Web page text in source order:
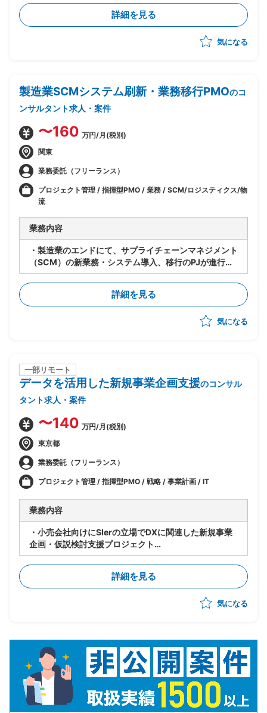
・2023年12月～2024年1月にかけて移行リハーサルの
詳細を見る
気になる
製造業SCMシステム刷新・業務移行PMOのコ
ンサルタント求人・案件
〜160 万円/月(税別)
関東
業務委託（フリーランス）
プロジェクト管理 / 指揮型PMO / 業務 / SCM/ロジスティクス/物
流
業務内容
・製造業のエンドにて、サプライチェーンマネジメント
（SCM）の新業務・システム導入、移行のPJが進行中
・現フェーズは業務・システムの設計は進行中
・今後各サプライヤーに導入・対応してもらうにあた
り、下記のタスクの支援をいただく想定
-メーカー⇔サプライヤーの依頼/QA事項の管理
-サプライヤー側の対応支援（対応策の立案、決定の
シフト・兼務も想定。
（いずれも、自動車の製造・調達・検査等に関わる領
・体制：元請けPM稼働20～30％想定
詳細を見る
気になる
一部リモート
データを活用した新規事業企画支援のコンサル
タント求人・案件
〜140 万円/月(税別)
東京都
業務委託（フリーランス）
プロジェクト管理 / 指揮型PMO / 戦略 / 事業計画 / IT
業務内容
・小売会社向けにSIerの立場でDXに関連した新規事業
企画・仮説検討支援プロジェクト
・、需要予測(ダイナミックプライシング)、広告配信、
サプライチェーンファイナンスなどのデータを活用した
新規事業の仮説検討を実施
・事業企画担当者の右腕として、仮説立案、企画具体
-仮説立案に関連する各種リサーチ
-リサーチ結果に基づく企画具体化
-その他各種討議・検討
詳細を見る
気になる